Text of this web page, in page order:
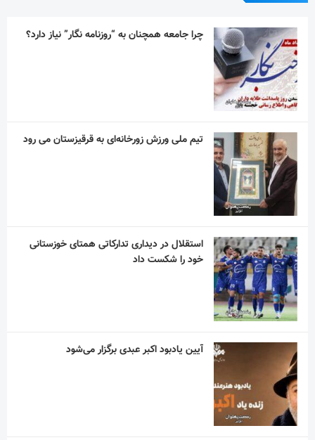
چرا جامعه همچنان به “روزنامه نگار” نیاز دارد؟
تیم ملی ورزش زورخانه‌ای به قرقیزستان می رود
استقلال در دیداری تدارکاتی همتای خوزستانی
خود را شکست داد
آیین یادبود اکبر عبدی برگزار می‌شود